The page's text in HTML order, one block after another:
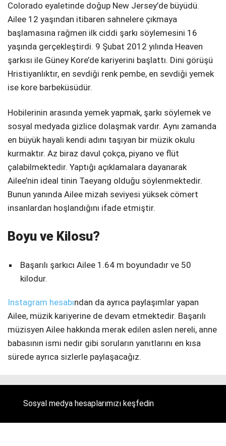
Colorado eyaletinde doğup New Jersey’de büyüdü.
Ailee 12 yaşından itibaren sahnelere çıkmaya
başlamasına rağmen ilk ciddi şarkı söylemesini 16
yaşında gerçekleştirdi. 9 Şubat 2012 yılında Heaven
şarkısı ile Güney Kore’de kariyerini başlattı. Dini görüşü
Hristiyanlıktır, en sevdiği renk pembe, en sevdiği yemek
ise kore barbeküsüdür.
Hobilerinin arasında yemek yapmak, şarkı söylemek ve
sosyal medyada gizlice dolaşmak vardır. Aynı zamanda
en büyük hayali kendi adını taşıyan bir müzik okulu
kurmaktır. Az biraz davul çokça, piyano ve flüt
çalabilmektedir. Yaptığı açıklamalara dayanarak
Ailee’nin ideal tinin Taeyang olduğu söylenmektedir.
Bunun yanında Ailee mizah seviyesi yüksek cömert
insanlardan hoşlandığını ifade etmiştir.
Boyu ve Kilosu?
Başarılı şarkıcı Ailee 1.64 m boyundadır ve 50
kilodur.
Instagram hesabından da ayrıca paylaşımlar yapan
Ailee, müzik kariyerine de devam etmektedir. Başarılı
müzisyen Ailee hakkında merak edilen aslen nereli, anne
babasının ismi nedir gibi soruların yanıtlarını en kısa
sürede ayrıca sizlerle paylaşacağız.
Sosyal medya hesaplarımızı keşfedin